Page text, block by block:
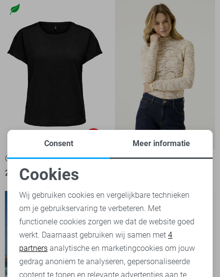
Only T-shirt
21,60
26,99
Garcia T-shirt
Noodzakelijke cookies
Personalisatie cookies
Analytische cookies
Marketing cookies
Consent Meer informatie
Cookies
Wij gebruiken cookies en vergelijkbare technieken
om je gebruikservaring te verbeteren. Met
functionele cookies zorgen we dat de website goed
werkt. Daarnaast gebruiken wij samen met 4
partners analytische en marketingcookies om jouw
gedrag anoniem te analyseren, gepersonaliseerde
content te tonen en relevante advertenties aan te